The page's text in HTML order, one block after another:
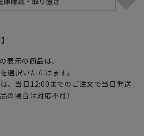
の表示の商品は、
選択いただけます。
、当日12:00までのご注文で当日発送
の場合は対応不可）